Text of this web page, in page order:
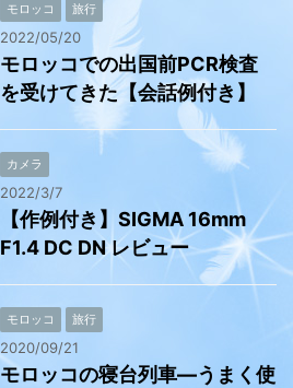
モロッコ 旅行
2022/05/20
モロッコでの出国前PCR検査
を受けてきた【会話例付き】
カメラ
2022/3/7
【作例付き】SIGMA 16mm
F1.4 DC DN レビュー
モロッコ 旅行
2020/09/21
モロッコの寝台列車―うまく使